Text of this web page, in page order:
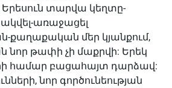
տարվա կեղտը-
առաջացել
քաղաքական մեր կյանքում,
թափի չի մաքրվի: Երեկ
համար բացահայտ դարձավ:
նոր գործունեության